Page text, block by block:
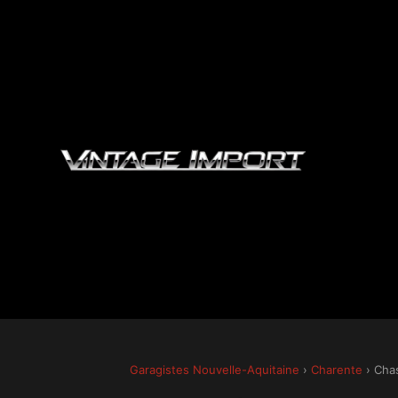
Garagistes Nouvelle-Aquitaine › Charente ›